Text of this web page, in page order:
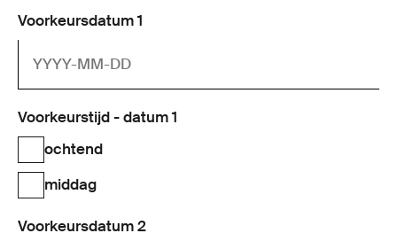
Voorkeursdatum 1
Voorkeurstijd - datum 1
ochtend
middag
Voorkeursdatum 2